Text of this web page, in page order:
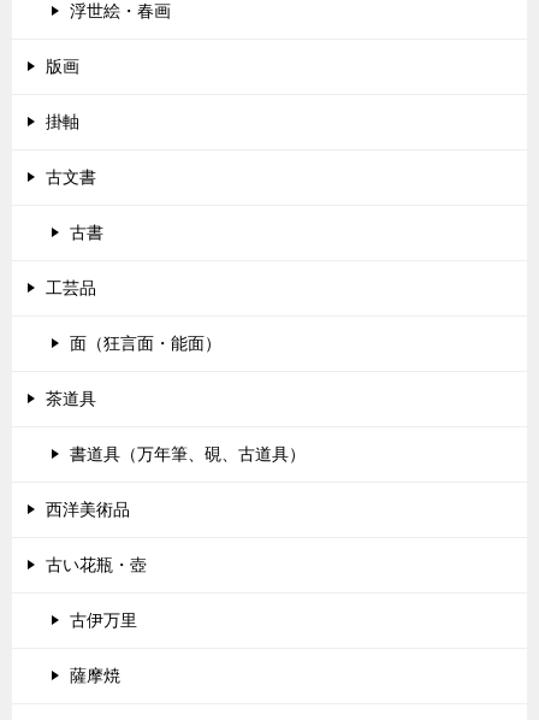
浮世絵・春画
版画
掛軸
古文書
古書
工芸品
面（狂言面・能面）
茶道具
書道具（万年筆、硯、古道具）
西洋美術品
古い花瓶・壺
古伊万里
薩摩焼